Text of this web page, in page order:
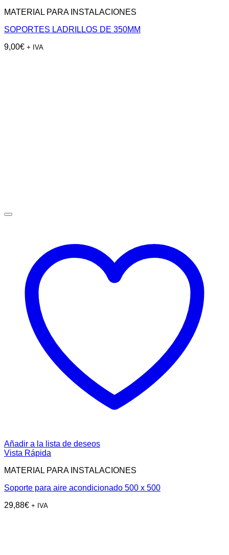
MATERIAL PARA INSTALACIONES
SOPORTES LADRILLOS DE 350MM
9,00€ + IVA
Añadir a la lista de deseos
Vista Rápida
MATERIAL PARA INSTALACIONES
Soporte para aire acondicionado 500 x 500
29,88€ + IVA